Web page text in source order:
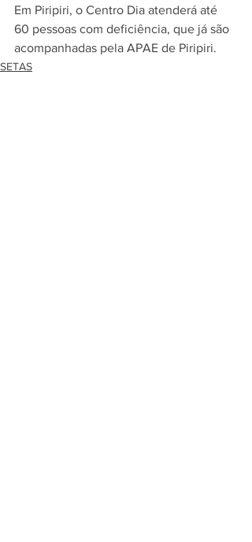
Em Piripiri, o Centro Dia atenderá até
60 pessoas com deficiência, que já são
acompanhadas pela APAE de Piripiri.
SETAS